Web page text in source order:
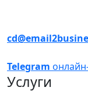
Услуги
Telegram